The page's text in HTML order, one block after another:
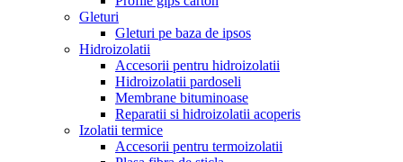
Gleturi
Gleturi pe baza de ipsos
Hidroizolatii
Accesorii pentru hidroizolatii
Hidroizolatii pardoseli
Membrane bituminoase
Reparatii si hidroizolatii acoperis
Izolatii termice
Accesorii pentru termoizolatii